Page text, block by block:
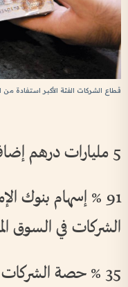
قطاع الشركات الفئة الأكبر استفادة من
5 مليارات درهم إضافية للمشاريع الصغيرة
91 % إسهام بنوك
الشركات في السوق
35 % حصة الشركات من الائتمان المصرفي